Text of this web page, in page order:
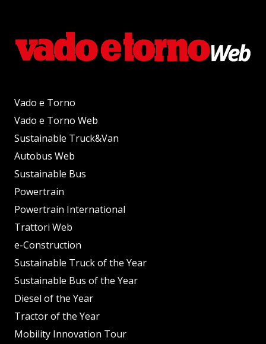
Vado e Torno
Vado e Torno Web
Sustainable Truck&Van
Autobus Web
Sustainable Bus
Powertrain
Powertrain International
Trattori Web
e-Construction
Sustainable Truck of the Year
Sustainable Bus of the Year
Diesel of the Year
Tractor of the Year
Mobility Innovation Tour